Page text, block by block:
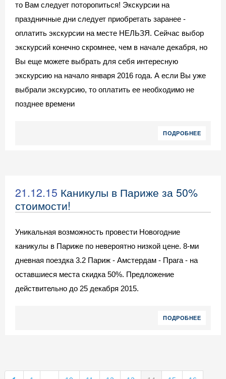
то Вам следует поторопиться! Экскурсии на
праздничные дни следует приобретать заранее -
оплатить экскурсии на месте НЕЛЬЗЯ. Сейчас выбор
экскурсий конечно скромнее, чем в начале декабря, но
Вы еще можете выбрать для себя интересную
экскурсию на начало января 2016 года. А если Вы уже
выбрали экскурсию, то оплатить ее необходимо не
позднее времени
ПОДРОБНЕЕ
21.12.15 Каникулы в Париже за 50%
стоимости!
Уникальная возможность провести Новогодние
каникулы в Париже по невероятно низкой цене. 8-ми
дневная поездка 3.2 Париж - Амстердам - Прага - на
оставшиеся места скидка 50%. Предложение
действительно до 25 декабря 2015.
ПОДРОБНЕЕ